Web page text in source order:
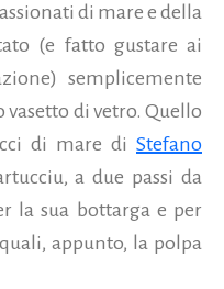
di mare e della
(e fatto gustare ai
semplicemente
di vetro. Quello
di mare di Stefano
a due passi da
la sua bottarga e per
appunto, la polpa